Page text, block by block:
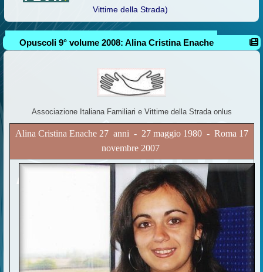
Vittime della Strada)
Opuscoli 9° volume 2008: Alina Cristina Enache
Associazione Italiana Familiari e Vittime della Strada onlus
Alina Cristina Enache 27 anni - 27 maggio 1980 - Roma 17
novembre 2007